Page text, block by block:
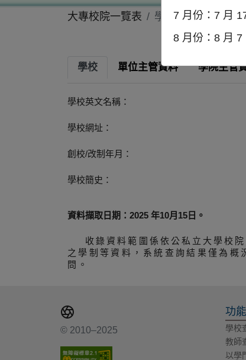
大專校院一覽表 學校資訊
學校 單位主管資料 學院主管
學校英文名稱：
學校網址：
創校/改制年月：
學校簡史：
資料擷取日期：2025 年10月15日。
收錄資料範圍係依公私立大學校
之學制等資料，系統查詢結果僅為
問。
© 2010–2025
功能
學校
教師
以學
7 月份：7 月
8 月份：8 月 7